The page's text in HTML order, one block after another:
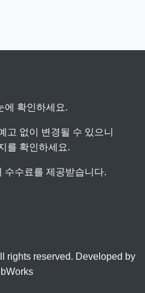
에 확인하세요.
고 없이 변경될 수 있으니
를 확인하세요.
수수료를 제공받습니다.
rights reserved. Developed by